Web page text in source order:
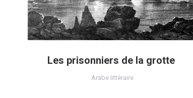
Les prisonniers de la grotte
Arabe littéraire